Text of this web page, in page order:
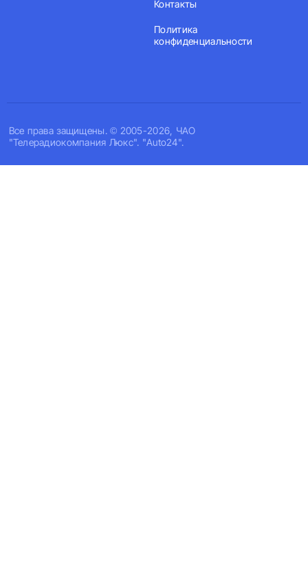
Все права защищены. © 2005-2026, ЧАО
"Телерадиокомпания Люкс". "Auto24".
Контакты
Политика
конфиденциальности